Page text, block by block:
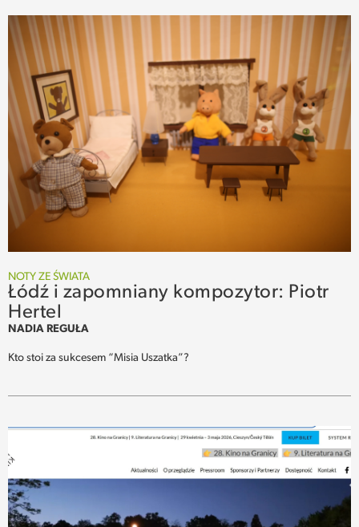
NOTY ZE ŚWIATA
Łódź i zapomniany kompozytor: Piotr
Hertel
NADIA REGUŁA
Kto stoi za sukcesem “Misia Uszatka”?